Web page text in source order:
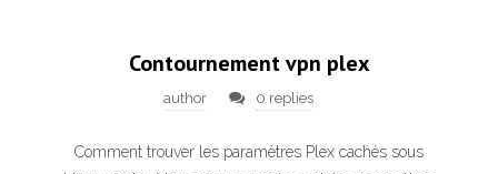
Contournement vpn plex
author 0 replies
Comment trouver les paramètres Plex cachés sous